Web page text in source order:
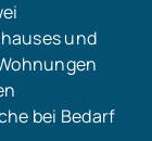
und
bei Bedarf